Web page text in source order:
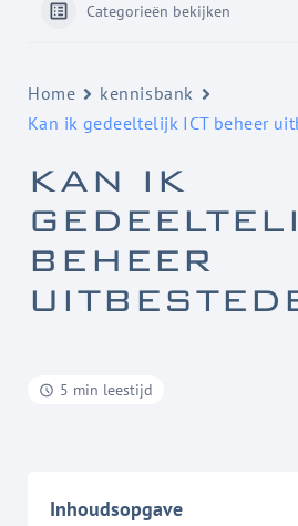
Categorieën bekijken
Home
kennisbank
Kan ik gedeeltelijk ICT beheer
KAN IK
BEHEER
5 min leestijd
Inhoudsopgave